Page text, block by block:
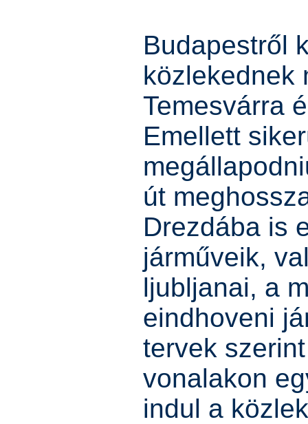
Budapestről
közlekednek
Temesvárra
Emellett
út
Drezdába is
járműveik,
ljubljanai, a
eindhoveni
tervek
vonalakon
indul a